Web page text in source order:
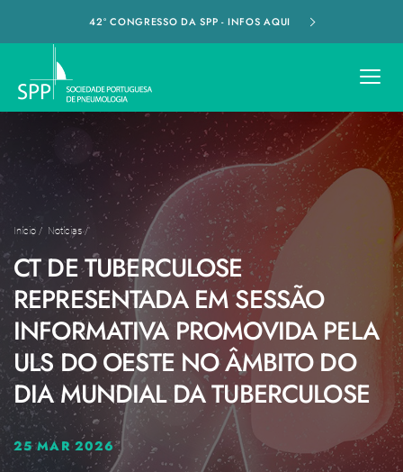
42º CONGRESSO DA SPP - INFOS AQUI
Início / Notícias/
CT DE TUBERCULOSE
REPRESENTADA EM SESSÃO
INFORMATIVA PROMOVIDA PELA
ULS DO OESTE NO ÂMBITO DO
DIA MUNDIAL DA TUBERCULOSE
25 MAR 2026